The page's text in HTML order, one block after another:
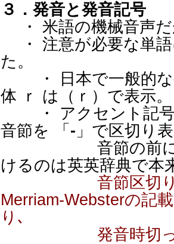
３．発音と発音記号
・ 米語の機械音声だ
・ 注意が必要な単語
た。
・ 日本で一般的な
体 ｒ は（ｒ）で表示。
・ アクセント記号
音節を 「 - 」で区切り
音節の前にア
けるのは英英辞典で本
音節区切
Merriam-Websterの記
り､
発音時切って